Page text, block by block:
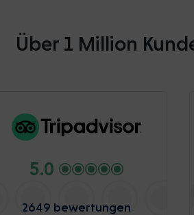
Über 1 Million
5.0
2649 bewertungen